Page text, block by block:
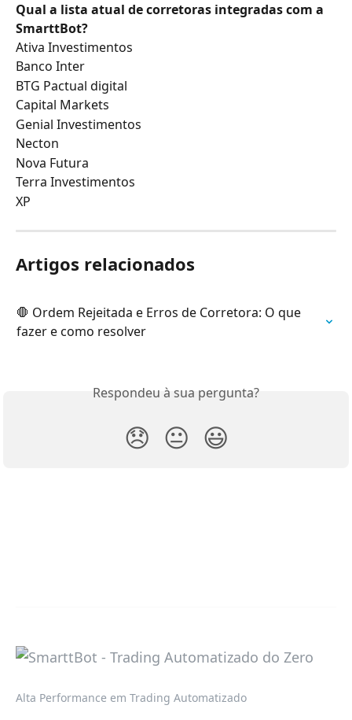
Qual a lista atual de corretoras integradas com a
SmarttBot?
Ativa Investimentos
Banco Inter
BTG Pactual digital
Capital Markets
Genial Investimentos
Necton
Nova Futura
Terra Investimentos
XP
Artigos relacionados
🛑 Ordem Rejeitada e Erros de Corretora: O que
fazer e como resolver
Respondeu à sua pergunta?
😞 😐 😃
Alta Performance em Trading Automatizado